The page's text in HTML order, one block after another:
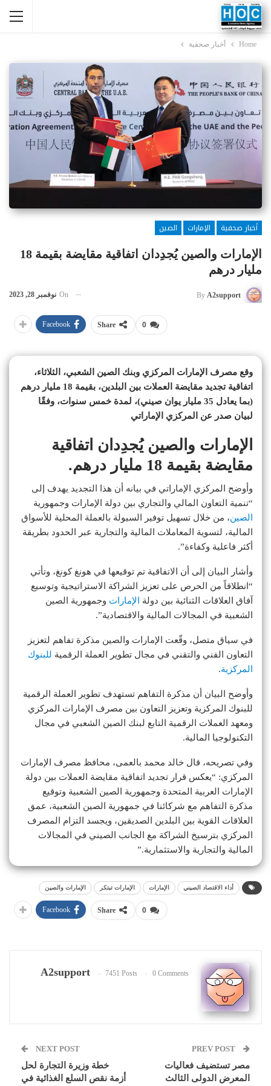
Home أخبار صحفية
أخبار صحفية الإمارات
الصين
الإمارات والصين يُجدِدان اتفاقية مقايضة بقيمة 18
مليار درهم
By A2support
On نوفمبر 28, 2023
0
Share
Facebook
وقع مصرف الإمارات المركزي وبنك الصين الشعبي، الثلاثاء،
اتفاقية تجديد مقايضة العملات بين البلدين، بقيمة 18 مليار درهم
(بما يعادل 35 مليار يوان صيني)، لمدة خمس سنوات، وفقًا
لبيان صدر عن المركزي الإماراتي
الإمارات والصين يُجدِدان اتفاقية
مقايضة بقيمة 18 مليار درهم.
وأوضح المركزي الإماراتي في بيانه أن هذا التجديد يهدف إلى
“تنمية التعاون المالي والتجاري بين دولة الإمارات وجمهورية
الصين، من خلال تسهيل توفير السيولة بالعملة المحلية للأسواق
المالية، لتسوية المعاملات المالية والتجارية عبر الحدود بطريقة
أكثر فاعلية وكفاءة”.
وأشار البيان إلى أن الاتفاقية تم توقيعها في هونغ كونغ، وتأتي
“انطلاقاً من الحرص على تعزيز الشراكة الاستراتيجية وتوسيع
آفاق العلاقات الثنائية بين دولة
الإمارات وجمهورية الصين
الشعبية في المجالات المالية والاقتصادية”.
في سياق متصل، وقّعت الإمارات والصين مذكرة تفاهم لتعزيز
التعاون الفني والتقني في مجال تطوير العملة الرقمية للبنوك
المركزية.
وأوضح البيان أن مذكرة التفاهم تستهدف تطوير العملة الرقمية
للبنوك المركزية وتعزيز التعاون بين مصرف الإمارات المركزي
ومعهد العملات الرقمية التابع لبنك الصين الشعبي في مجال
التكنولوجيا المالية.
وفي تصريحه، قال خالد محمد بالعمى، محافظ مصرف الإمارات
المركزي: “يعكس قرار تجديد اتفاقية مقايضة العملات بين دولة
الإمارات العربية المتحدة وجمهورية الصين الشعبية وتوقيع
مذكرة التفاهم مع شركائنا في جمهورية الصين الشعبية، عمق
العلاقات القوية بين البلدين الصديقين، ويجسد التزام المصرف
المركزي بترسيخ الشراكة مع الجانب الصيني في المجالات
المالية والتجارية والاستثمارية.”
أداء الاقتصاد الصيني الإمارات الإمارات تبتكر الإمارات والصين
0
Share
Facebook
A2support 7451 Posts 0 Comments
مصر تستضيف فعاليات
المعرض الدولى الثالث
NEXT POST
خطة وزيرة التجارة لحل
أزمة نقص السلع الغذائية في